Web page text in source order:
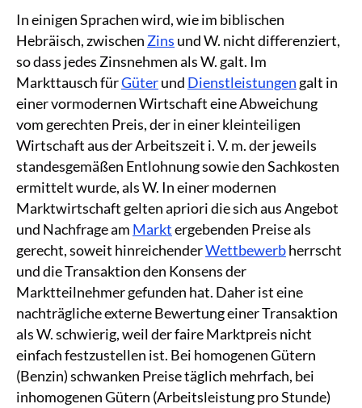
In einigen Sprachen wird, wie im biblischen
Hebräisch, zwischen Zins und W. nicht differenziert,
so dass jedes Zinsnehmen als W. galt. Im
Markttausch fürGüterund Dienstleistungen galt in
einer vormodernen Wirtschaft eine Abweichung
vom gerechten Preis, der in einer kleinteiligen
Wirtschaft aus der Arbeitszeit i. V. m. der jeweils
standesgemäßen Entlohnung sowie den Sachkosten
ermittelt wurde, als W. In einer modernen
Marktwirtschaft gelten apriori die sich aus Angebot
und Nachfrage am Marktergebenden Preise als
gerecht, soweit hinreichenderWettbewerbherrscht
und die Transaktion den Konsens der
Marktteilnehmer gefunden hat. Daher ist eine
nachträgliche externe Bewertung einer Transaktion
als W. schwierig, weil der faire Marktpreis nicht
einfach festzustellen ist. Bei homogenen Gütern
(Benzin) schwanken Preise täglich mehrfach, bei
inhomogenen Gütern (Arbeitsleistung pro Stunde)